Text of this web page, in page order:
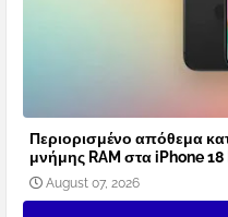
Περιορισμένο απόθεμα
μνήμης RAM στα iPhone 18
August 07, 2026